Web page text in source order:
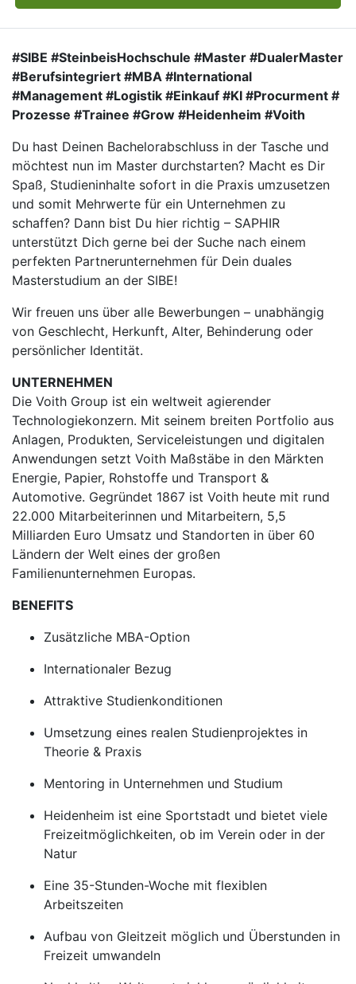
#SIBE #SteinbeisHochschule #Master #DualerMaster
#Berufsintegriert #MBA #International
#Management #Logistik #Einkauf #KI #Procurment #
Prozesse #Trainee #Grow #Heidenheim #Voith
Du hast Deinen Bachelorabschluss in der Tasche und
möchtest nun im Master durchstarten? Macht es Dir
Spaß, Studieninhalte sofort in die Praxis umzusetzen
und somit Mehrwerte für ein Unternehmen zu
schaffen? Dann bist Du hier richtig – SAPHIR
unterstützt Dich gerne bei der Suche nach einem
perfekten Partnerunternehmen für Dein duales
Masterstudium an der SIBE!
Wir freuen uns über alle Bewerbungen – unabhängig
von Geschlecht, Herkunft, Alter, Behinderung oder
persönlicher Identität.
UNTERNEHMEN
Die Voith Group ist ein weltweit agierender
Technologiekonzern. Mit seinem breiten Portfolio aus
Anlagen, Produkten, Serviceleistungen und digitalen
Anwendungen setzt Voith Maßstäbe in den Märkten
Energie, Papier, Rohstoffe und Transport &
Automotive. Gegründet 1867 ist Voith heute mit rund
22.000 Mitarbeiterinnen und Mitarbeitern, 5,5
Milliarden Euro Umsatz und Standorten in über 60
Ländern der Welt eines der großen
Familienunternehmen Europas.
BENEFITS
Zusätzliche MBA-Option
Internationaler Bezug
Attraktive Studienkonditionen
Umsetzung eines realen Studienprojektes in
Theorie & Praxis
Mentoring in Unternehmen und Studium
Heidenheim ist eine Sportstadt und bietet viele
Freizeitmöglichkeiten, ob im Verein oder in der
Natur
Eine 35-Stunden-Woche mit flexiblen
Arbeitszeiten
Aufbau von Gleitzeit möglich und Überstunden in
Freizeit umwandeln